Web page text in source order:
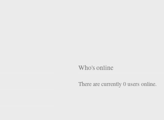
Who's online
There are currently 0 users online.